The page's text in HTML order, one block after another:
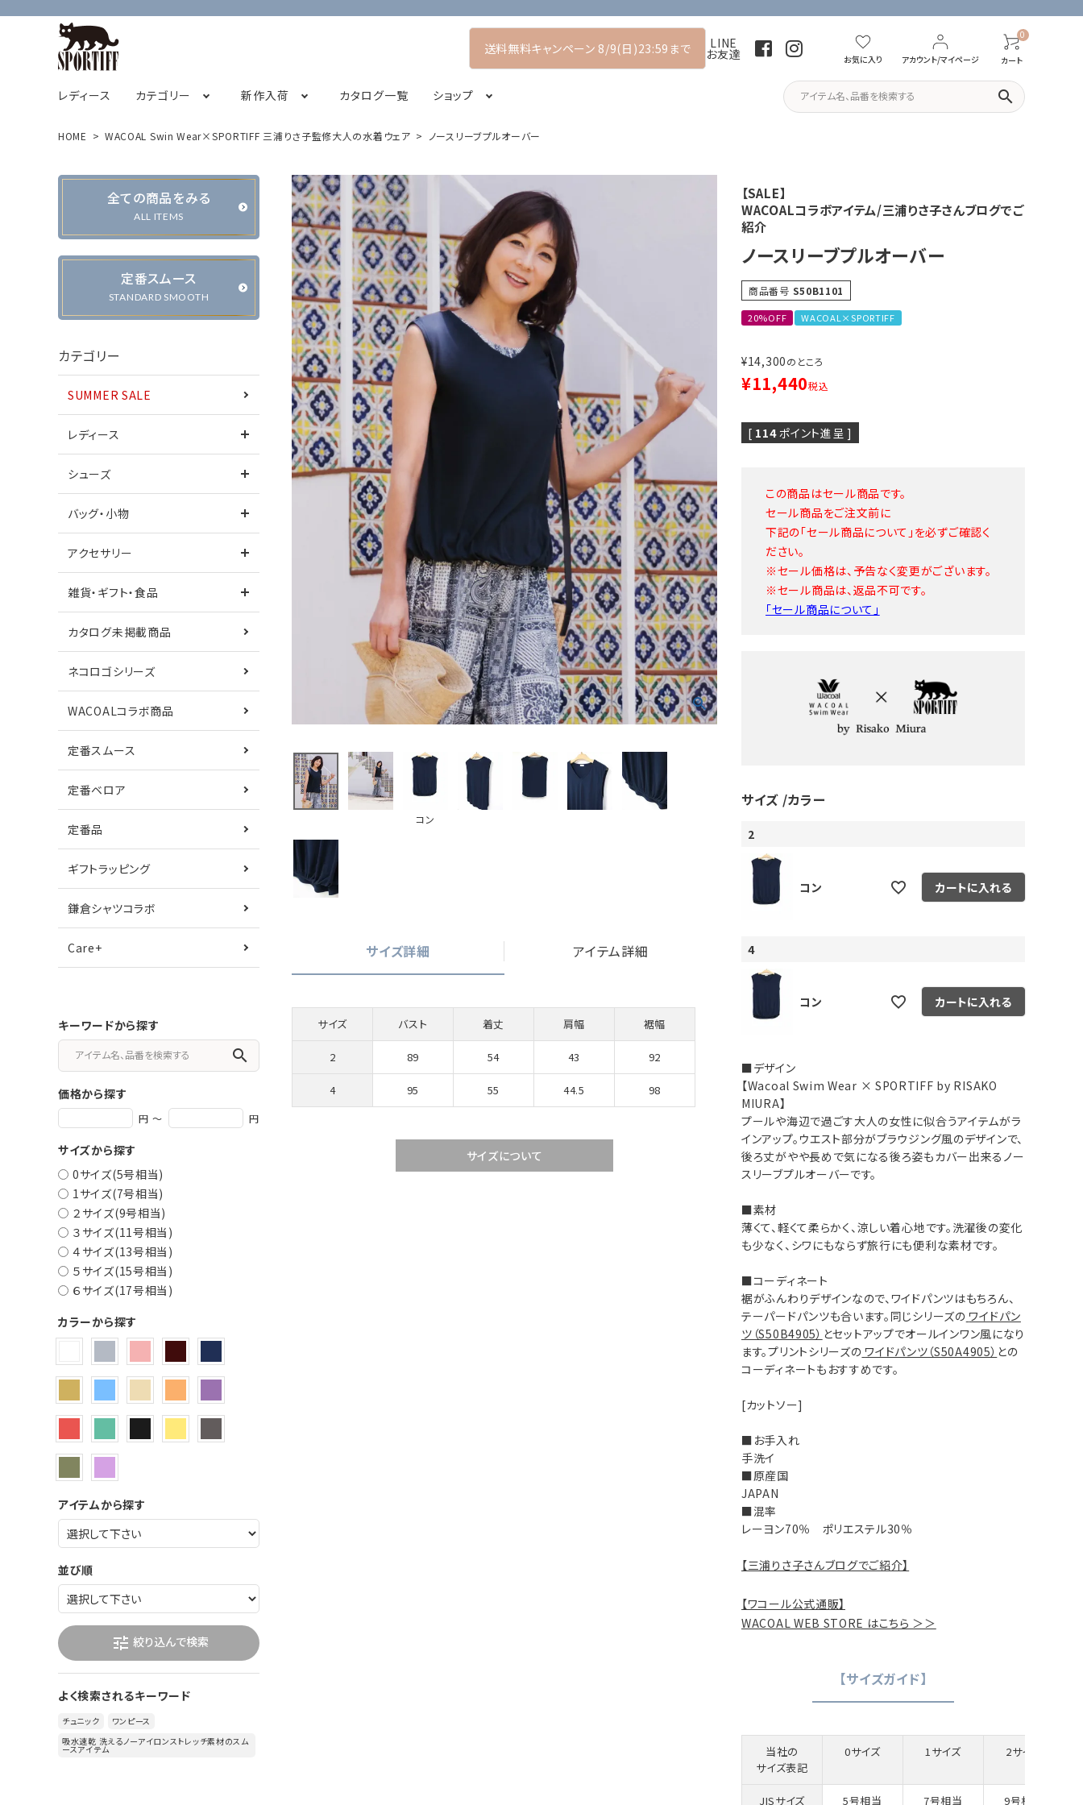
送料無料キャンペーン 8/9(日)23:59まで LINE
お友達 お気に入り アカウント/マイページ
0
カート
レディース カテゴリー
フレンチスリーブ チュニック プルオーバー シャツ・ブラウス パーカー・トレーナー
キャミソール
カーディガン・ベスト ジャケット・ブルゾン コート
パンツ
ワンピース
シューズ サンダル バッグ ネックレス ピヤス・イヤリング
雑貨・ギフト・食品
カタログ未掲載商品
ネコロゴシリーズ 定番ベロア 定番スムース 定番品
ギフトラッピング
WACOALコラボ商品
新作入荷
2026サマーコレクション 2026アーリーサマーコレクション 2026スプリングコレクション
カタログ一覧 ショップ
SPORTIFF茅ヶ崎店 STAFF BLOG POP UP SHOP
search
HOME WACOAL Swin Wear×SPORTIFF 三浦りさ子監修大人の水着ウェア ノースリーブプルオーバー
全ての商品をみる
ALL ITEMS
定番スムース
STANDARD SMOOTH
カテゴリー
SUMMER SALE
レディース
シューズ
バッグ・小物
アクセサリー
雑貨・ギフト・食品
カタログ未掲載商品
ネコロゴシリーズ
WACOALコラボ商品
定番スムース
定番ベロア
定番品
ギフトラッピング
鎌倉シャツコラボ
Care+
キーワードから探す
search
価格から探す
円 ～ 円
サイズから探す
0サイズ(5号相当)
1サイズ(7号相当)
２サイズ(9号相当)
３サイズ(11号相当)
４サイズ(13号相当)
５サイズ(15号相当)
６サイズ(17号相当)
カラーから探す
アイテムから探す
並び順
tune 絞り込んで検索
よく検索されるキーワード
チュニック
ワンピース
吸水速乾 洗えるノーアイロンストレッチ素材のスム
ースアイテム
コン
サイズ詳細 アイテム詳細
サイズ バスト 着丈 肩幅 裾幅
2 89 54 43 92
4 95 55 44.5 98
サイズについて
【SALE】
WACOALコラボアイテム/三浦りさ子さんブログでご
紹介
ノースリーブプルオーバー
商品番号 S50B1101
20%OFF WACOAL×SPORTIFF
¥14,300のところ
¥11,440税込
[ 114ポイント進呈 ]
この商品はセール商品です。
セール商品をご注文前に
下記の「セール商品について」を必ずご確認く
ださい。
※セール価格は、予告なく変更がございます。
※セール商品は、返品不可です。
「セール商品について」
サイズ カラー
2
コン カートに入れる
4
コン カートに入れる
■デザイン
【Wacoal Swim Wear × SPORTIFF by RISAKO
MIURA】
プールや海辺で過ごす大人の女性に似合うアイテムがラ
インアップ。ウエスト部分がブラウジング風のデザインで、
後ろ丈がやや長めで気になる後ろ姿もカバー出来るノー
スリーブプルオーバーです。
■素材
薄くて、軽くて柔らかく、涼しい着心地です。洗濯後の変化
も少なく、シワにもならず旅行にも便利な素材です。
■コーディネート
裾がふんわりデザインなので、ワイドパンツはもちろん、
テーパードパンツも合います。同じシリーズの ワイドパン
ツ（S50B4905） とセットアップでオールインワン風になり
ます。プリントシリーズの ワイドパンツ（S50A4905） との
コーディネートもおすすめです。
[カットソー]
■お手入れ
手洗イ
■原産国
JAPAN
■混率
レーヨン70％ ポリエステル30％
【三浦りさ子さんブログでご紹介】
【ワコール公式通販】
WACOAL WEB STORE はこちら ＞＞
【サイズガイド】
当社の
サイズ表記
0サイズ 1サイズ 2サイズ
JISサイズ 5号相当 7号相当 9号相当